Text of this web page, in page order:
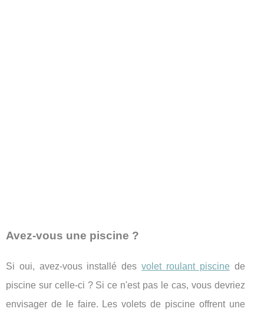
Avez-vous une piscine ?
Si oui, avez-vous installé desvolet roulant piscine de
piscine sur celle-ci ? Si ce n'est pas le cas, vous devriez
envisager de le faire. Les volets de piscine offrent une